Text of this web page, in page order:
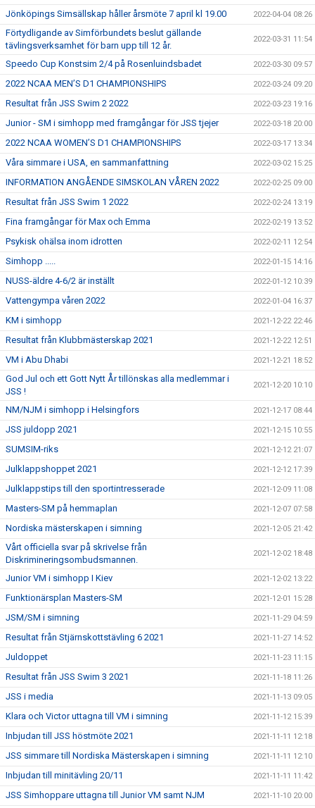
Jönköpings Simsällskap håller årsmöte 7 april kl 19.00 2022-04-04 08:26
Förtydligande av Simförbundets beslut gällande
tävlingsverksamhet för barn upp till 12 år.
2022-03-31 11:54
Speedo Cup Konstsim 2/4 på Rosenluindsbadet 2022-03-30 09:57
2022 NCAA MEN’S D1 CHAMPIONSHIPS 2022-03-24 09:20
Resultat från JSS Swim 2 2022 2022-03-23 19:16
Junior - SM i simhopp med framgångar för JSS tjejer 2022-03-18 20:00
2022 NCAA WOMEN’S D1 CHAMPIONSHIPS 2022-03-17 13:34
Våra simmare i USA, en sammanfattning 2022-03-02 15:25
INFORMATION ANGÅENDE SIMSKOLAN VÅREN 2022 2022-02-25 09:00
Resultat från JSS Swim 1 2022 2022-02-24 13:19
Fina framgångar för Max och Emma 2022-02-19 13:52
Psykisk ohälsa inom idrotten 2022-02-11 12:54
Simhopp ..... 2022-01-15 14:16
NUSS-äldre 4-6/2 är inställt 2022-01-12 10:39
Vattengympa våren 2022 2022-01-04 16:37
KM i simhopp 2021-12-22 22:46
Resultat från Klubbmästerskap 2021 2021-12-22 12:51
VM i Abu Dhabi 2021-12-21 18:52
God Jul och ett Gott Nytt År tillönskas alla medlemmar i
JSS !
2021-12-20 10:10
NM/NJM i simhopp i Helsingfors 2021-12-17 08:44
JSS juldopp 2021 2021-12-15 10:55
SUMSIM-riks 2021-12-12 21:07
Julklappshoppet 2021 2021-12-12 17:39
Julklappstips till den sportintresserade 2021-12-09 11:08
Masters-SM på hemmaplan 2021-12-07 07:58
Nordiska mästerskapen i simning 2021-12-05 21:42
Vårt officiella svar på skrivelse från
Diskrimineringsombudsmannen.
2021-12-02 18:48
Junior VM i simhopp I Kiev 2021-12-02 13:22
Funktionärsplan Masters-SM 2021-12-01 15:28
JSM/SM i simning 2021-11-29 04:59
Resultat från Stjärnskottstävling 6 2021 2021-11-27 14:52
Juldoppet 2021-11-23 11:15
Resultat från JSS Swim 3 2021 2021-11-18 11:26
JSS i media 2021-11-13 09:05
Klara och Victor uttagna till VM i simning 2021-11-12 15:39
Inbjudan till JSS höstmöte 2021 2021-11-11 12:18
JSS simmare till Nordiska Mästerskapen i simning 2021-11-11 12:10
Inbjudan till minitävling 20/11 2021-11-11 11:42
JSS Simhoppare uttagna till Junior VM samt NJM 2021-11-10 20:00